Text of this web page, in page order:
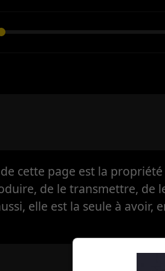
cette page est la
de le transmettre, de
elle est la seule à